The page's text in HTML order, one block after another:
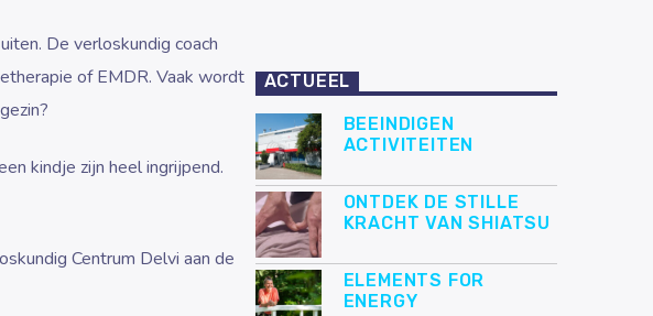
De verloskundig coach
of EMDR. Vaak wordt
kindje zijn heel ingrijpend.
Centrum Delvi aan de
ACTUEEL
BEEINDIGEN
ACTIVITEITEN
ONTDEK DE STILLE
KRACHT VAN SHIATSU
ELEMENTS FOR
ENERGY